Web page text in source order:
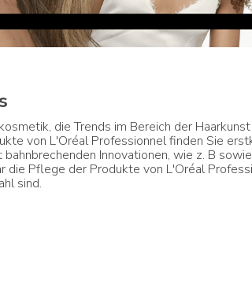
die Trends im Bereich der
von L'Oréal Professionnel finden Sie
Innovationen, wie z. B
die Pflege der Produkte von L'Oréal
sind.